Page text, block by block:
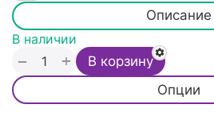
Описание
Опции
В наличии
+
− В корзину